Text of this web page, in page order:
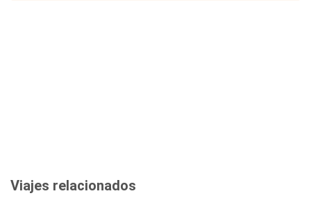
Viajes relacionados